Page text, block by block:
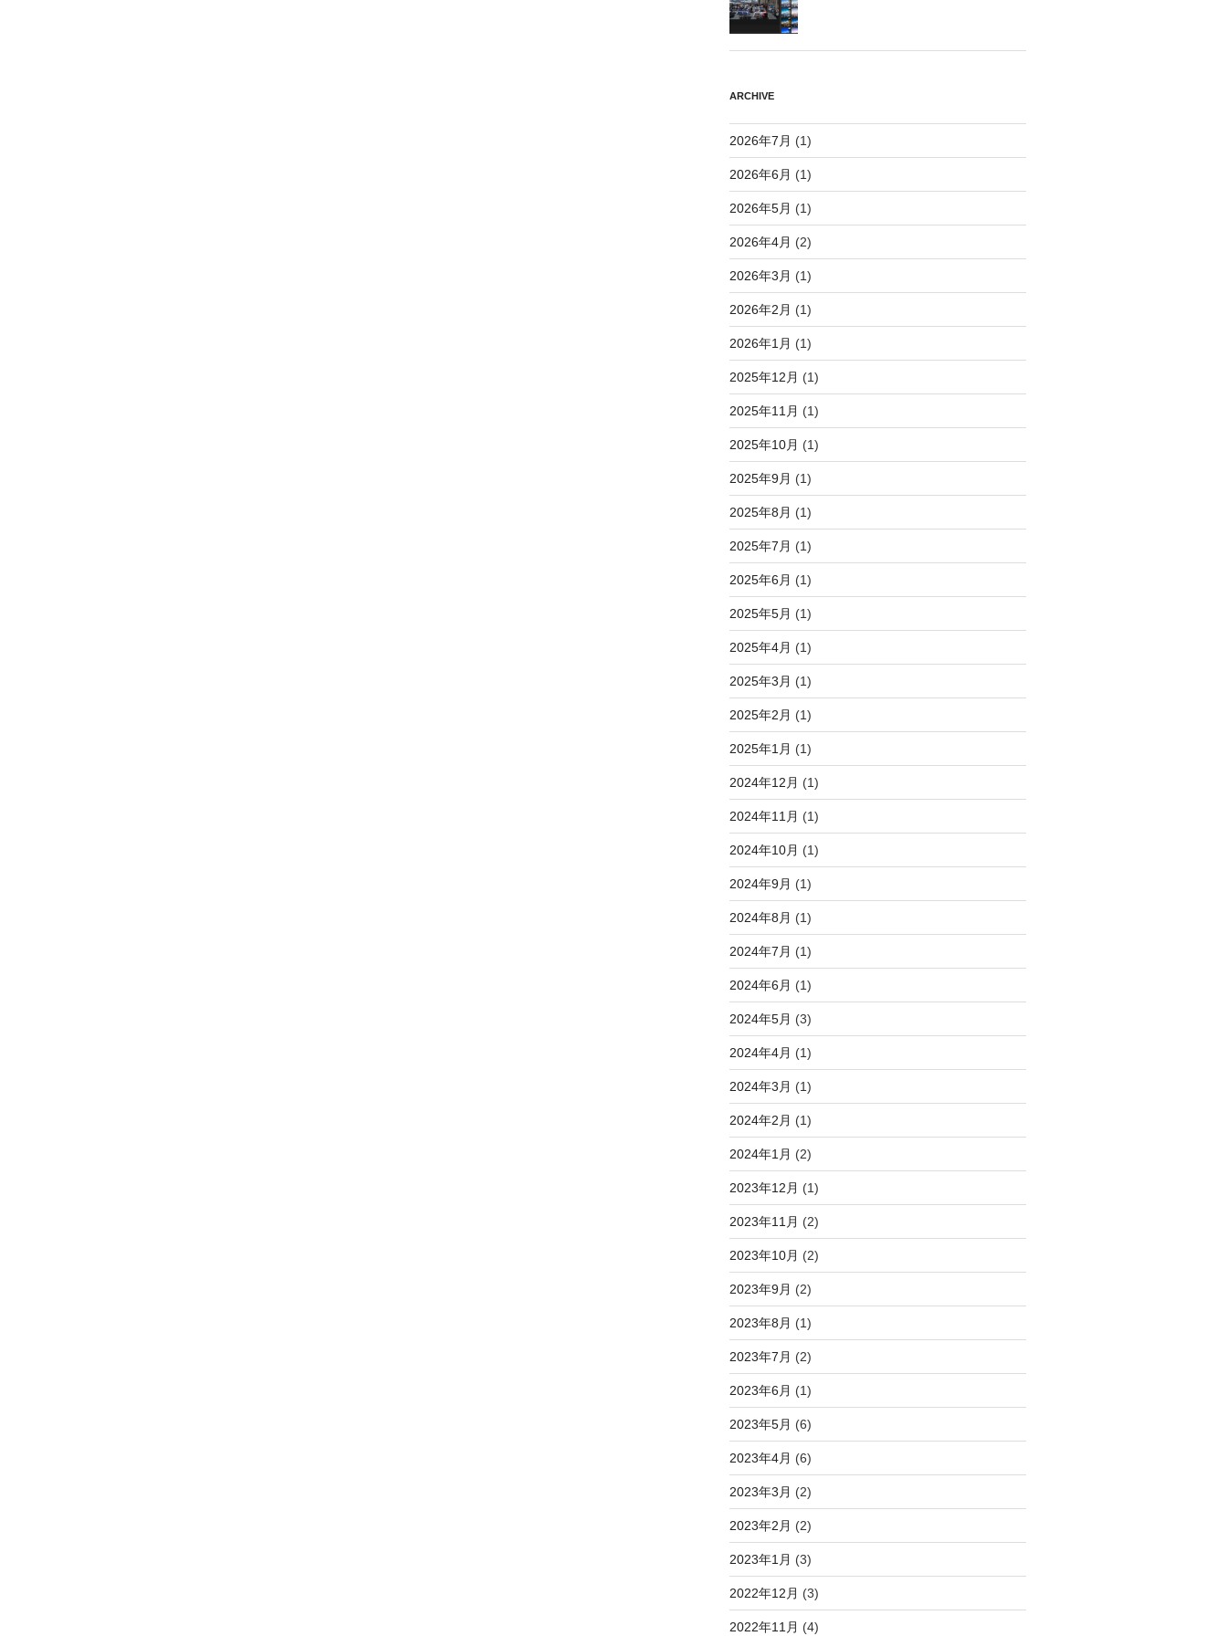
ARCHIVE
2026年7月 (1)
2026年6月 (1)
2026年5月 (1)
2026年4月 (2)
2026年3月 (1)
2026年2月 (1)
2026年1月 (1)
2025年12月 (1)
2025年11月 (1)
2025年10月 (1)
2025年9月 (1)
2025年8月 (1)
2025年7月 (1)
2025年6月 (1)
2025年5月 (1)
2025年4月 (1)
2025年3月 (1)
2025年2月 (1)
2025年1月 (1)
2024年12月 (1)
2024年11月 (1)
2024年10月 (1)
2024年9月 (1)
2024年8月 (1)
2024年7月 (1)
2024年6月 (1)
2024年5月 (3)
2024年4月 (1)
2024年3月 (1)
2024年2月 (1)
2024年1月 (2)
2023年12月 (1)
2023年11月 (2)
2023年10月 (2)
2023年9月 (2)
2023年8月 (1)
2023年7月 (2)
2023年6月 (1)
2023年5月 (6)
2023年4月 (6)
2023年3月 (2)
2023年2月 (2)
2023年1月 (3)
2022年12月 (3)
2022年11月 (4)